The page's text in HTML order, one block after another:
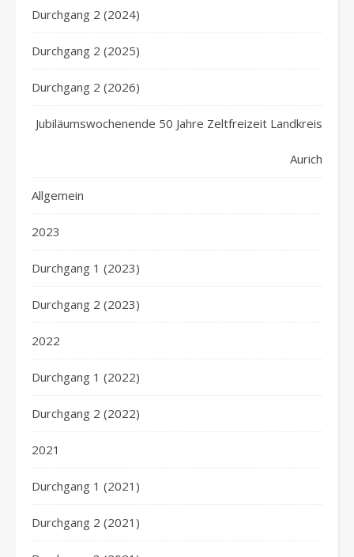
Durchgang 2 (2024)
Durchgang 2 (2025)
Durchgang 2 (2026)
Jubiläumswochenende 50 Jahre Zeltfreizeit Landkreis
Aurich
Allgemein
2023
Durchgang 1 (2023)
Durchgang 2 (2023)
2022
Durchgang 1 (2022)
Durchgang 2 (2022)
2021
Durchgang 1 (2021)
Durchgang 2 (2021)